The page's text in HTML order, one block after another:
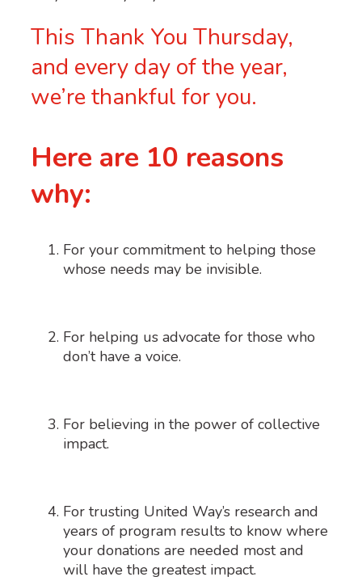
This Thank You Thursday,
and every day of the year,
we’re thankful for you.
Here are 10 reasons
why:
For your commitment to helping those
whose needs may be invisible.
For helping us advocate for those who
don’t have a voice.
For believing in the power of collective
impact.
For trusting United Way’s research and
years of program results to know where
your donations are needed most and
will have the greatest impact.